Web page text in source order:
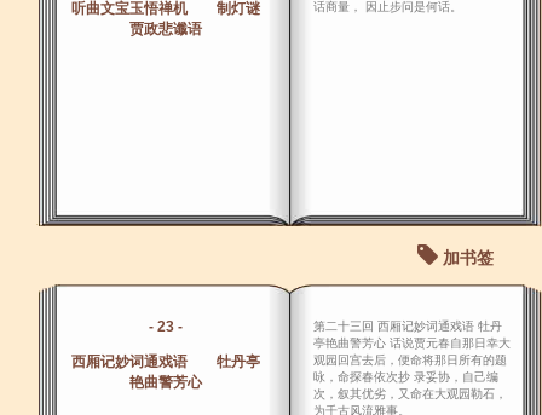
听曲文宝玉悟禅机 制灯谜
贾政悲谶语
话商量， 因止步问是何话。
加书签
- 23 -
西厢记妙词通戏语 牡丹亭
艳曲警芳心
第二十三回 西厢记妙词通戏语 牡丹
亭艳曲警芳心 话说贾元春自那日幸大
观园回宫去后，便命将那日所有的题
咏，命探春依次抄 录妥协，自己编
次，叙其优劣，又命在大观园勒石，
为千古风流雅事。